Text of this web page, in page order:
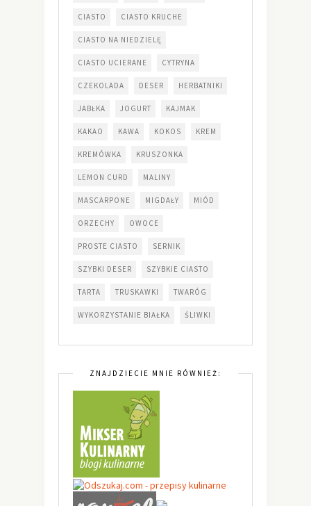
CIASTO CIASTO KRUCHE
CIASTO NA NIEDZIELĘ
CIASTO UCIERANE CYTRYNA
CZEKOLADA DESER HERBATNIKI
JABŁKA JOGURT KAJMAK
KAKAO KAWA KOKOS KREM
KREMÓWKA KRUSZONKA
LEMON CURD MALINY
MASCARPONE MIGDAŁY MIÓD
ORZECHY OWOCE
PROSTE CIASTO SERNIK
SZYBKI DESER SZYBKIE CIASTO
TARTA TRUSKAWKI TWARÓG
WYKORZYSTANIE BIAŁKA ŚLIWKI
ZNAJDZIECIE MNIE RÓWNIEŻ: